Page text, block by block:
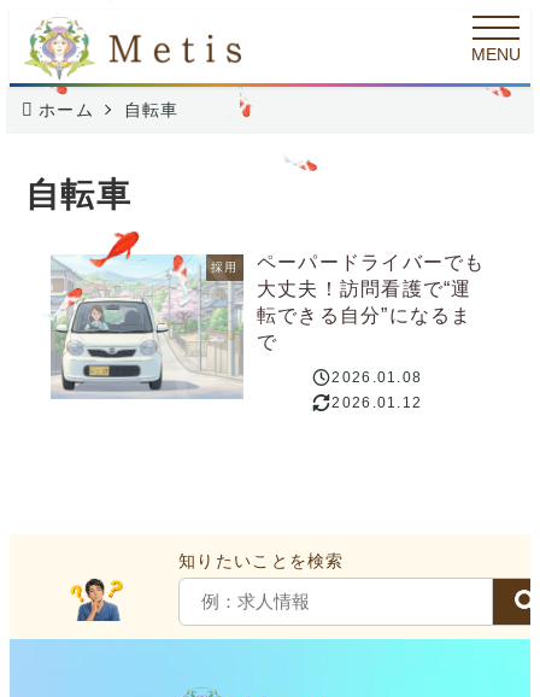
イ
ン
ン
MENU
ホーム 自転車
自転車
採用
ペーパードライバーでも
大丈夫！訪問看護で“運
転できる自分”になるま
で
投稿日
2026.01.08
更新日
2026.01.12
知りたいことを検索